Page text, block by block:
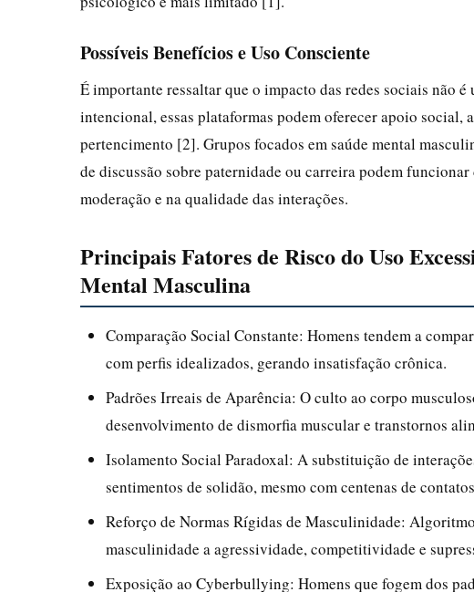
Possíveis Benefícios e Uso Consciente
É importante ressaltar que o impacto das redes sociais não
intencional, essas plataformas podem oferecer apoio social,
pertencimento [2]. Grupos focados em saúde mental
de discussão sobre paternidade ou carreira podem
moderação e na qualidade das interações.
Principais Fatores de Risco do Uso
Mental Masculina
Comparação Social Constante: Homens tendem a
com perfis idealizados, gerando insatisfação crônica.
Padrões Irreais de Aparência: O culto ao corpo
desenvolvimento de dismorfia muscular e transtornos
Isolamento Social Paradoxal: A substituição de
sentimentos de solidão, mesmo com centenas de
Reforço de Normas Rígidas de Masculinidade:
masculinidade a agressividade, competitividade e
Exposição ao Cyberbullying: Homens que fogem dos